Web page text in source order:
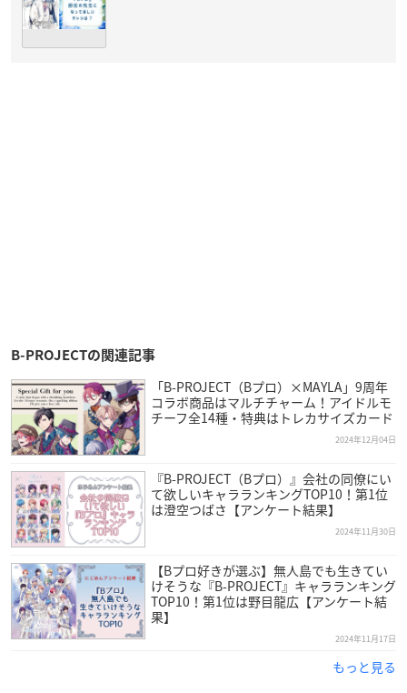
B-PROJECTの関連記事
「B-PROJECT（Bプロ）×MAYLA」9周年
コラボ商品はマルチチャーム！アイドルモ
チーフ全14種・特典はトレカサイズカード
2024年12月04日
『B-PROJECT（Bプロ）』会社の同僚にい
て欲しいキャラランキングTOP10！第1位
は澄空つばさ【アンケート結果】
2024年11月30日
【Bプロ好きが選ぶ】無人島でも生きてい
けそうな『B-PROJECT』キャラランキング
TOP10！第1位は野目龍広【アンケート結
果】
2024年11月17日
もっと見る